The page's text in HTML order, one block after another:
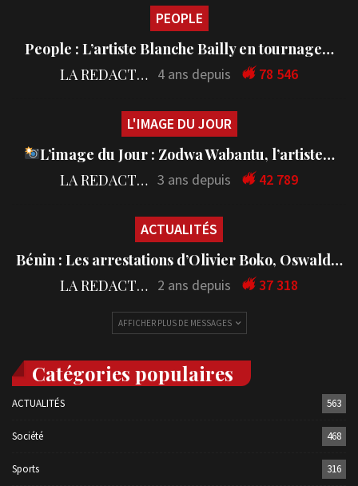
PEOPLE
People : L’artiste Blanche Bailly en tournage…
LA REDACTION 4 ans depuis 78 546
L'IMAGE DU JOUR
L’image du Jour : Zodwa Wabantu, l’artiste…
LA REDACTION 3 ans depuis 42 789
ACTUALITÉS
Bénin : Les arrestations d’Olivier Boko, Oswald…
LA REDACTION 2 ans depuis 37 318
AFFICHER PLUS DE MESSAGES
Catégories populaires
ACTUALITÉS 563
Société 468
Sports 316